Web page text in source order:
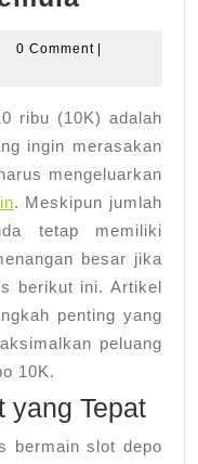
Bermain
Depo
10K
untuk
Pemula
0 Comment
ribu (10K) adalah
ingin merasakan
mengeluarkan
. Meskipun jumlah
tetap memiliki
besar jika
berikut ini. Artikel
penting yang
peluang
10K.
yang Tepat
bermain slot depo